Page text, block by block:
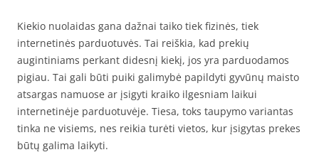
Kiekio nuolaidas gana dažnai taiko tiek fizinės, tiek
internetinės parduotuvės. Tai reiškia, kad prekių
augintiniams perkant didesnį kiekį, jos yra parduodamos
pigiau. Tai gali būti puiki galimybė papildyti gyvūnų maisto
atsargas namuose ar įsigyti kraiko ilgesniam laikui
internetinėje parduotuvėje. Tiesa, toks taupymo variantas
tinka ne visiems, nes reikia turėti vietos, kur įsigytas prekes
būtų galima laikyti.